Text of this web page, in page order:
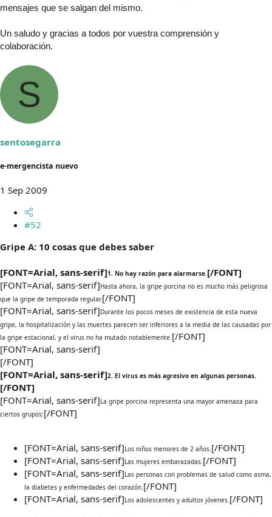
mensajes que se salgan del mismo.
Un saludo y gracias a todos por vuestra comprensión y
colaboración.
S
sentosegarra
e-mergencista nuevo
1 Sep 2009
#52
Gripe A: 10 cosas que debes saber
[FONT=Arial, sans-serif]1. No hay razón para alarmarse.[/FONT]
[FONT=Arial, sans-serif]Hasta ahora, la gripe porcina no es mucho más peligrosa
que la gripe de temporada regular.[/FONT]
[FONT=Arial, sans-serif]Durante los pocos meses de existencia de esta nueva
gripe, la hospitalización y las muertes parecen ser inferiores a la media de las causadas por
la gripe estacional, y el virus no ha mutado notablemente.[/FONT]
[FONT=Arial, sans-serif]
[/FONT]
[FONT=Arial, sans-serif]2. El virus es más agresivo en algunas personas.
[/FONT]
[FONT=Arial, sans-serif]La gripe porcina representa una mayor amenaza para
ciertos grupos:[/FONT]
[FONT=Arial, sans-serif]Los niños menores de 2 años.[/FONT]
[FONT=Arial, sans-serif]Las mujeres embarazadas.[/FONT]
[FONT=Arial, sans-serif]Las personas con problemas de salud como asma,
la diabetes y enfermedades del corazón.[/FONT]
[FONT=Arial, sans-serif]Los adolescentes y adultos jóvenes.[/FONT]